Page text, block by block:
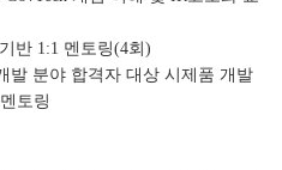
반 1:1 멘토링(4회)
발 분야 합격자 대상 시제품 개발
토링